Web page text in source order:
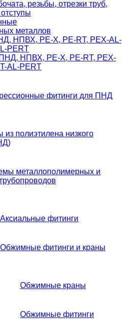
резьбы, отрезки труб,
металлов
НПВХ, PE-X, PE-RT, PEX-AL-
PERT
НПВХ, PE-X, PE-RT, PEX-
AL-PERT
фитинги для ПНД
из полиэтилена низкого
металлополимерных и
Аксиальные фитинги
Обжимные фитинги и краны
Обжимные краны
Обжимные фитинги